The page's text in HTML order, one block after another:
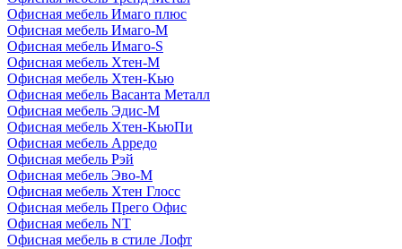
Офисная мебель Имаго плюс
Офисная мебель Имаго-М
Офисная мебель Имаго-S
Офисная мебель Хтен-M
Офисная мебель Хтен-Кью
Офисная мебель Васанта Металл
Офисная мебель Эдис-M
Офисная мебель Хтен-КьюПи
Офисная мебель Арредо
Офисная мебель Рэй
Офисная мебель Эво-M
Офисная мебель Хтен Глосс
Офисная мебель Прего Офис
Офисная мебель NT
Офисная мебель в стиле Лофт